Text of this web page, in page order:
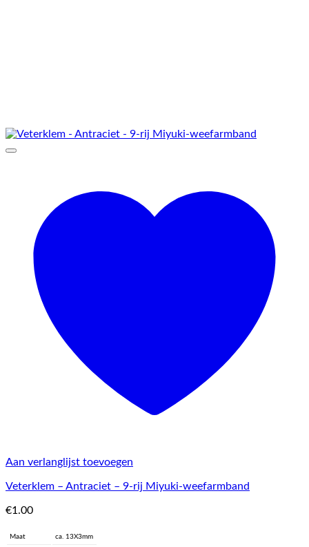
Aan verlanglijst toevoegen
Veterklem – Antraciet – 9-rij Miyuki-weefarmband
€1.00
Maat ca. 13X3mm